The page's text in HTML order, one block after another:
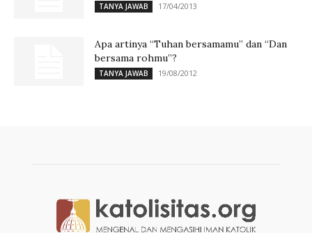
TANYA JAWAB 17/04/2013
Apa artinya “Tuhan bersamamu” dan “Dan
bersama rohmu”?
TANYA JAWAB 19/08/2012